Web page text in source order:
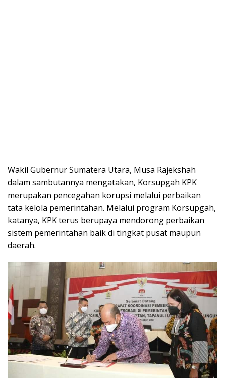
Wakil Gubernur Sumatera Utara, Musa Rajekshah
dalam sambutannya mengatakan, Korsupgah KPK
merupakan pencegahan korupsi melalui perbaikan
tata kelola pemerintahan. Melalui program Korsupgah,
katanya, KPK terus berupaya mendorong perbaikan
sistem pemerintahan baik di tingkat pusat maupun
daerah.